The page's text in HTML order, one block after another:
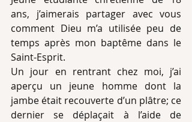
ans, j’aimerais partager avec vous
comment Dieu m’a utilisée peu de
temps après mon baptême dans le
Saint-Esprit.
Un jour en rentrant chez moi, j’ai
aperçu un jeune homme dont la
jambe était recouverte d’un plâtre; ce
dernier se déplaçait à l’aide de